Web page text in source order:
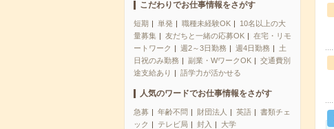
こだわりでお仕事情報をさがす
短期 単発 職種未経験OK
10名以上の大
量募集
友だちと一緒の応募OK
在宅・リモ
ートワーク
週2～3日勤務 週4日勤務
土
日祝のみ勤務
副業・WワークOK
交通費別
途支給あり
語学力が活かせる
人気のワードでお仕事情報をさがす
急募 年齢不問 財団法人 英語
書類チェ
ック
テレビ局 封入 大学